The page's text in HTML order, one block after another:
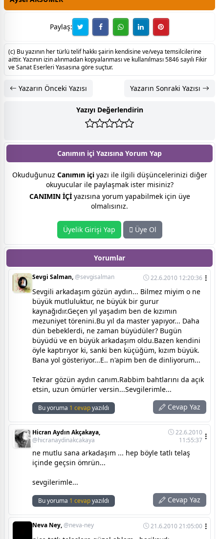
Paylaş:
(c) Bu yazının her türlü telif hakkı şairin kendisine ve/veya temsilcilerine
aittir. Yazının izin alınmadan kopyalanması ve kullanılması 5846 sayılı Fikir
ve Sanat Eserleri Yasasına göre suçtur.
Yazarın Önceki Yazısı Yazarın Sonraki Yazısı
Yazıyı Değerlendirin
Canımın içi Yazısına Yorum Yap
Okuduğunuz Canımın içiyazı ile ilgili düşüncelerinizi diğer
okuyucular ile paylaşmak ister misiniz?
CANIMIN İÇİ yazısına yorum yapabilmek için üye
olmalısınız.
Üyelik Girişi Yap Üye Ol
Yorumlar
Sevgi Salman,@sevgisalman 22.6.2010 12:20:36
Sevgili arkadaşım gözün aydın... Bilmez miyim o ne
büyük mutluluktur, ne büyük bir gurur
kaynağıdır.Geçen yıl yaşadım ben de kızımın
mezuniyet törenini.Bu yıl da master yapıyor... Daha
dün bebeklerdi, ne zaman büyüdüler? Bugün
büyüdü ve en büyük arkadaşım oldu.Bazen kendini
öyle kaptırıyor ki, sanki ben küçüğüm, kızım büyük.
Bana yol gösteriyor...E.. n'apim ben de dinliyorum...
Tekrar gözün aydın canım.Rabbim bahtlarını da açık
etsin, uzun ömürler versin...Sevgilerimle...
Bu yoruma 1 cevapyazıldı Cevap Yaz
Hicran Aydın Akçakaya,
@hicranaydinakcakaya
22.6.2010
11:55:37
ne mutlu sana arkadaşım ... hep böyle tatlı telaş
içinde geçsin ömrün...
sevgilerimle...
Bu yoruma 1 cevapyazıldı Cevap Yaz
Neva Ney,@neva-ney 21.6.2010 21:05:00